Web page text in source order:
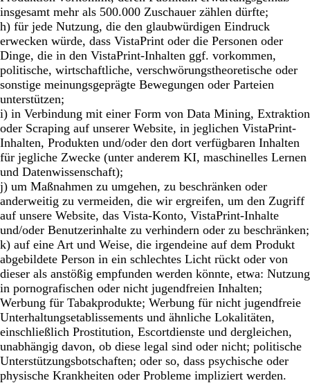
insgesamt mehr als 500.000 Zuschauer zählen dürfte;
h) für jede Nutzung, die den glaubwürdigen Eindruck
erwecken würde, dass VistaPrint oder die Personen oder
Dinge, die in den VistaPrint-Inhalten ggf. vorkommen,
politische, wirtschaftliche, verschwörungstheoretische oder
sonstige meinungsgeprägte Bewegungen oder Parteien
unterstützen;
i) in Verbindung mit einer Form von Data Mining, Extraktion
oder Scraping auf unserer Website, in jeglichen VistaPrint-
Inhalten, Produkten und/oder den dort verfügbaren Inhalten
für jegliche Zwecke (unter anderem KI, maschinelles Lernen
und Datenwissenschaft);
j) um Maßnahmen zu umgehen, zu beschränken oder
anderweitig zu vermeiden, die wir ergreifen, um den Zugriff
auf unsere Website, das Vista-Konto, VistaPrint-Inhalte
und/oder Benutzerinhalte zu verhindern oder zu beschränken;
k) auf eine Art und Weise, die irgendeine auf dem Produkt
abgebildete Person in ein schlechtes Licht rückt oder von
dieser als anstößig empfunden werden könnte, etwa: Nutzung
in pornografischen oder nicht jugendfreien Inhalten;
Werbung für Tabakprodukte; Werbung für nicht jugendfreie
Unterhaltungsetablissements und ähnliche Lokalitäten,
einschließlich Prostitution, Escortdienste und dergleichen,
unabhängig davon, ob diese legal sind oder nicht; politische
Unterstützungsbotschaften; oder so, dass psychische oder
physische Krankheiten oder Probleme impliziert werden.